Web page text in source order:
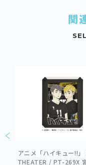
関
アニメ「ハイキュー!!」
THEATER / PT-269X